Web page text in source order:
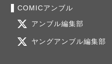
COMICアンブル
アンブル編集部
ヤングアンブル編集部